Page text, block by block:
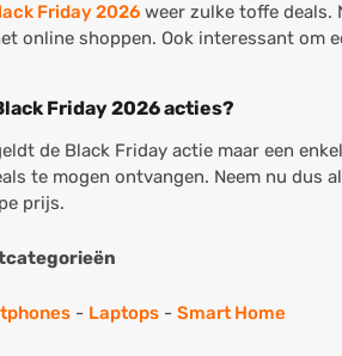
Friday 2026 weer zulke toffe deals.
online shoppen. Ook interessant om
Friday 2026 acties?
de Black Friday actie maar een
te mogen ontvangen. Neem nu
prijs.
- Laptops - Smart Home